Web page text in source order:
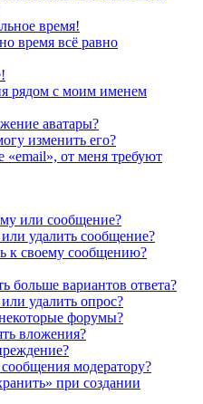
время!
время всё равно
рядом с моим именем
аватары?
изменить его?
от меня требуют
или сообщение?
удалить сообщение?
к своему сообщению?
больше вариантов ответа?
удалить опрос?
форумы?
вложения?
модератору?
при создании